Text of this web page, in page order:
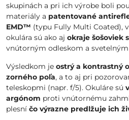
skupinách a pri ich výrobe boli
materiály a patentované
EMD™ (typu Fully Multi Coated),
okulára sú ako aj okraje šošoviek
vnútorným odleskom a
Výsledkom je ostrý a kontrastný
zorného poľa, a to aj pri
teleskopmi (napr. f/5). Okuláre sú
argónom proti vnútornému
plesní čo výrazne predlžuje ich